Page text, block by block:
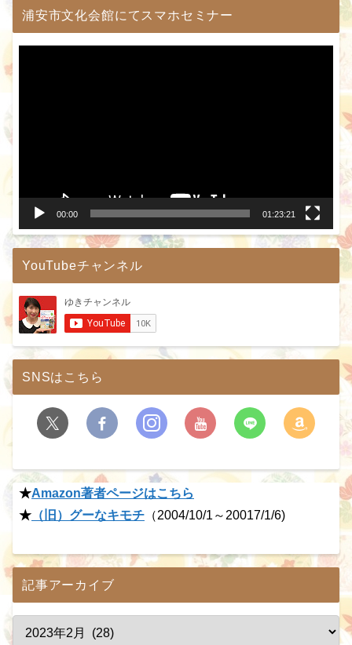
浦安市文化会館にてスマホセミナー
00:00 01:23:21
YouTubeチャンネル
SNSはこちら
★Amazon著者ページはこちら
★ （旧）グーなキモチ （2004/10/1～20017/1/6)
記事アーカイブ